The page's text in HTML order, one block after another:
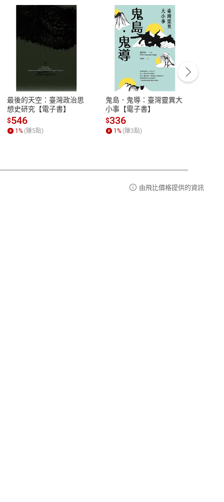
性
參
服務時間：週一到週五 10:00-12:00、
13:00-17:00 (國定假日及例假日休息)
客服電話：0080-1857077
最後的天空：臺灣政治思
想史研究【電子書】
$546
1% (賺5點)
鬼島．鬼導：臺灣靈異大
小事【電子書】
$336
1% (賺3點)
由飛比價格提供的資訊